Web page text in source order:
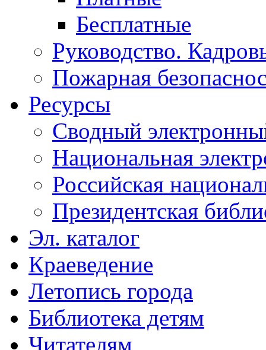
Бесплатные
Руководство.
Пожарная
Ресурсы
Сводный
Национальная
Российская
Президентская
Эл. каталог
Краеведение
Летопись города
Библиотека детям
Читателям